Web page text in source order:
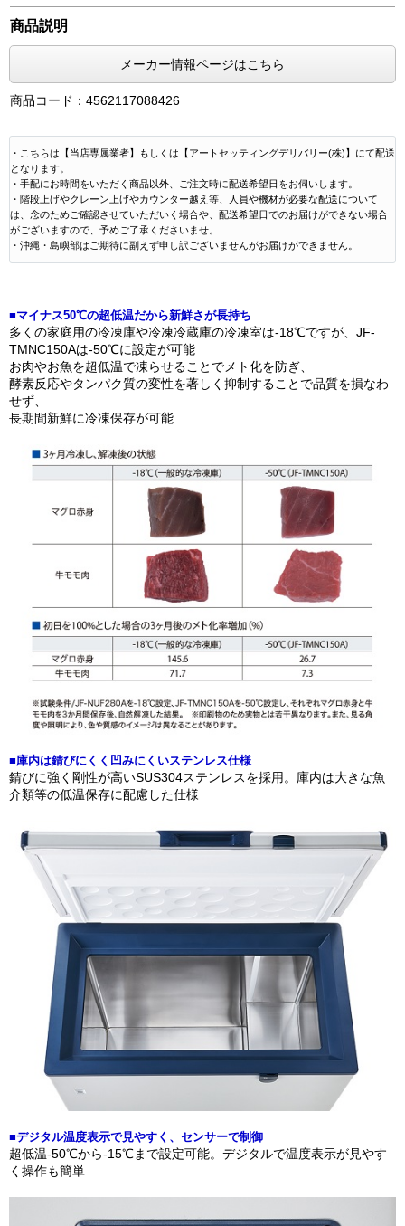
商品説明
メーカー情報ページはこちら
商品コード：4562117088426
・こちらは【当店専属業者】もしくは【アートセッティングデリバリー(株)】にて配送
となります。
・手配にお時間をいただく商品以外、ご注文時に配送希望日をお伺いします。
・階段上げやクレーン上げやカウンター越え等、人員や機材が必要な配送について
は、念のためご確認させていただいく場合や、配送希望日でのお届けができない場合
がございますので、予めご了承くださいませ。
・沖縄・島嶼部はご期待に副えず申し訳ございませんがお届けができません。
■マイナス50℃の超低温だから新鮮さが長持ち
多くの家庭用の冷凍庫や冷凍冷蔵庫の冷凍室は-18℃ですが、JF-
TMNC150Aは-50℃に設定が可能
お肉やお魚を超低温で凍らせることでメト化を防ぎ、
酵素反応やタンパク質の変性を著しく抑制することで品質を損なわ
せず、
長期間新鮮に冷凍保存が可能
■庫内は錆びにくく凹みにくいステンレス仕様
錆びに強く剛性が高いSUS304ステンレスを採用。庫内は大きな魚
介類等の低温保存に配慮した仕様
■デジタル温度表示で見やすく、センサーで制御
超低温-50℃から-15℃まで設定可能。デジタルで温度表示が見やす
く操作も簡単